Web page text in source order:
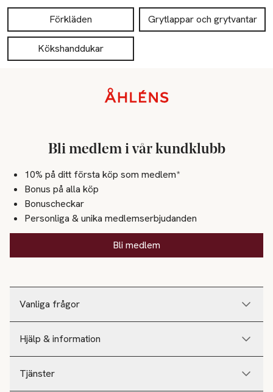
Förkläden Grytlappar och grytvantar
Kökshanddukar
Vanliga frågor
Hjälp & information
Tjänster
Bli medlem i vår kundklubb
10% på ditt första köp som medlem*
Bonus på alla köp
Bonuscheckar
Personliga & unika medlemserbjudanden
Bli medlem